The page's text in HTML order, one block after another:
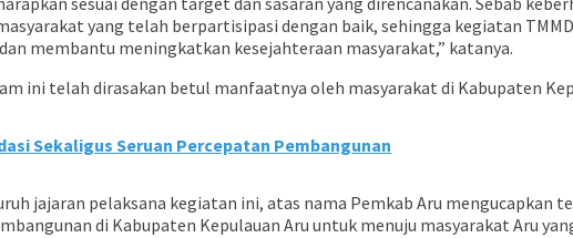
yang telah berpartisipasi dengan baik, sehingga kegiatan
membantu meningkatkan kesejahteraan masyarakat,” katanya.
ini telah dirasakan betul manfaatnya oleh masyarakat di Kabupaten
Sekaligus Seruan Percepatan Pembangunan
jajaran pelaksana kegiatan ini, atas nama Pemkab Aru mengucapkan
di Kabupaten Kepulauan Aru untuk menuju masyarakat Aru